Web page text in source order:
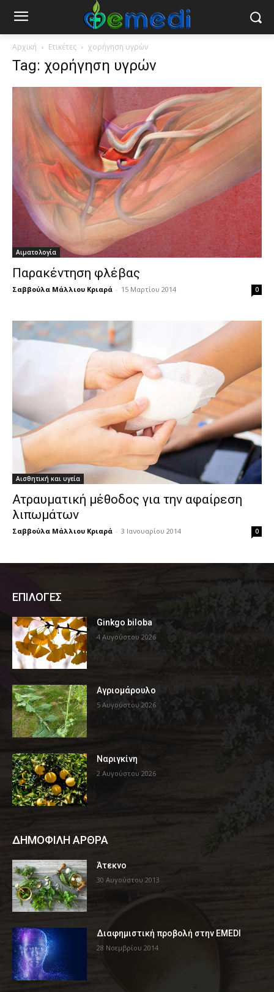
Αρχική Ετικέτες χορήγηση υγρών
Tag: χορήγηση υγρών
Αιματολογία
Παρακέντηση φλέβας
Σαββούλα Μάλλιου Κριαρά - 15 Μαρτίου 2014 0
Αισθητική και υγεία
Ατραυματική μέθοδος για την αφαίρεση
λιπωμάτων
Σαββούλα Μάλλιου Κριαρά - 3 Ιανουαρίου 2014 0
ΕΠΙΛΟΓΕΣ
Ginkgo biloba
4 Αυγούστου 2026
Αγριομάρουλο
5 Αυγούστου 2026
Ναριγκίνη
2 Αυγούστου 2026
ΔΗΜΟΦΙΛΗ ΑΡΘΡΑ
Άτεκνο
30 Αυγούστου 2013
Διαφημιστική προβολή στην EMEDI
28 Νοεμβρίου 2014